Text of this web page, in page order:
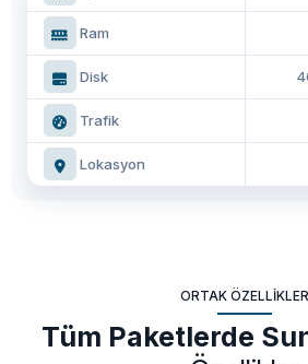
Ram
Disk
Trafik
Lokasyon
ORTAK ÖZELLIKLER
Tüm Paketlerde